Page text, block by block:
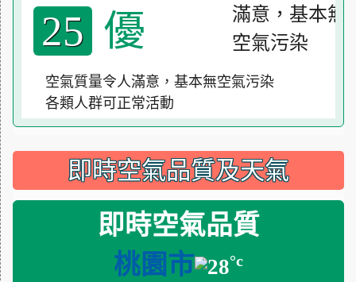
25 優
空氣質量令人滿意，基本無空氣污染
各類人群可正常活動
即時空氣品質及天氣
即時空氣品質
桃園市 28°c